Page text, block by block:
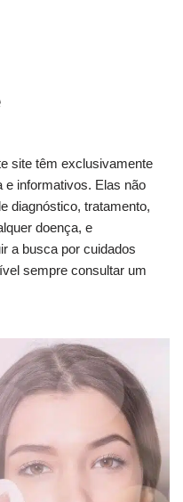
site têm exclusivamente
e informativos. Elas não
diagnóstico, tratamento,
doença, e
a busca por cuidados
sempre consultar um